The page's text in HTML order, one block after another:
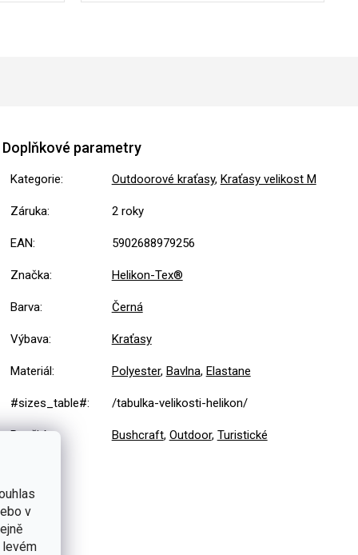
v
levém
Doplňkové parametry
Kategorie: Outdoorové kraťasy, Kraťasy velikost M
Záruka: 2 roky
EAN: 5902688979256
Značka: Helikon-Tex®
Barva: Černá
Výbava: Kraťasy
Materiál: Polyester, Bavlna, Elastane
#sizes_table#: /tabulka-velikosti-helikon/
Použití: Bushcraft, Outdoor, Turistické